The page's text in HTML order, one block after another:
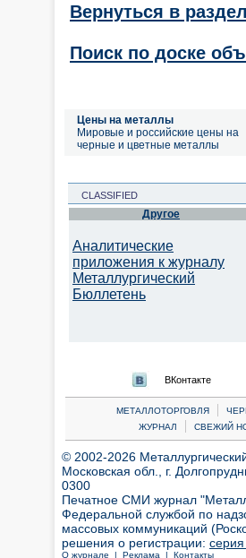
Вернуться в
Поиск по доске
Цены на металлы
Мировые и российские цены на
черные и цветные металлы
CLASSIFIED
Другое
Аналитические
приложения к журналу
Металлургический
Бюллетень
ВКонтакте
МЕТАЛЛОТОРГОВЛЯ |
ЖУРНАЛ
| СВЕЖИЙ
© 2002-2026
Московская обл., г.
0300
Печатное СМИ журнал
Федеральной службой по
массовых коммуникаций
решения о регистрации:
О журнале | Реклама | Контакты